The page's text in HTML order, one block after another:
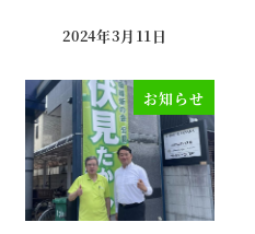
投稿日
2024年3月11日
お知らせ